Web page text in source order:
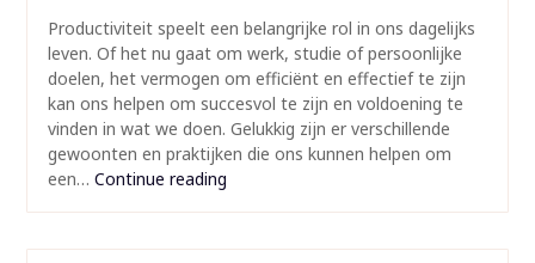
Productiviteit speelt een belangrijke rol in ons dagelijks
leven. Of het nu gaat om werk, studie of persoonlijke
doelen, het vermogen om efficiënt en effectief te zijn
kan ons helpen om succesvol te zijn en voldoening te
vinden in wat we doen. Gelukkig zijn er verschillende
gewoonten en praktijken die ons kunnen helpen om
een… Continue reading